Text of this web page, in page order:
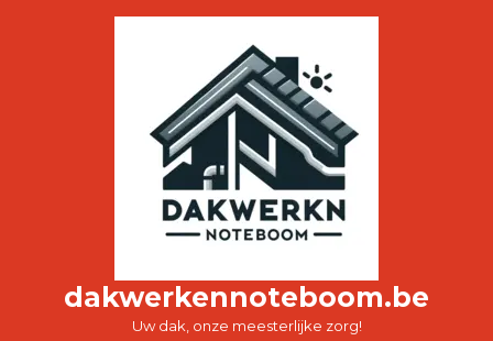
dakwerkennoteboom.be
Uw dak, onze meesterlijke zorg!